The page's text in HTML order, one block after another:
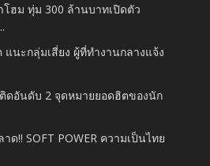
โฮม ทุ่ม 300 ล้านบาทเปิดตัว
นะกลุ่มเสี่ยง ผู้ที่ทำงานกลางแจ้ง
ติดอันดับ 2 จุดหมายยอดฮิตของนัก
ด!! SOFT POWER ความเป็นไทย